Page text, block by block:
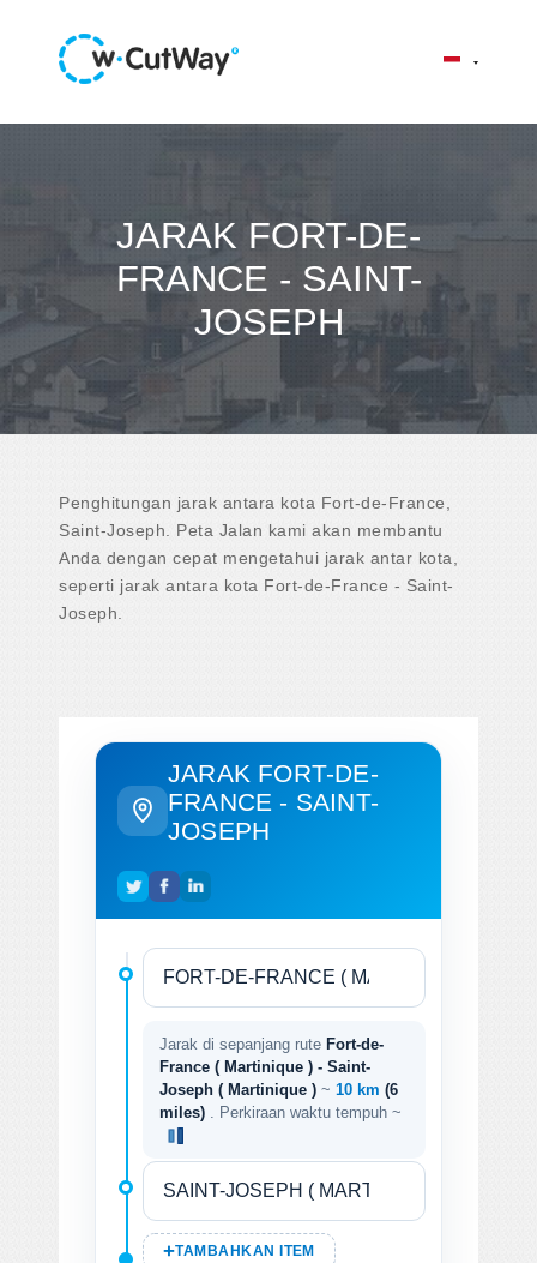
JARAK FORT-DE-
FRANCE - SAINT-
JOSEPH
Penghitungan jarak antara kota Fort-de-France,
Saint-Joseph. Peta Jalan kami akan membantu
Anda dengan cepat mengetahui jarak antar kota,
seperti jarak antara kota Fort-de-France - Saint-
Joseph.
JARAK FORT-DE-
FRANCE - SAINT-
JOSEPH
Jarak di sepanjang rute Fort-de-
France ( Martinique ) - Saint-
Joseph ( Martinique ) ~ 10 km (6
miles)
. Perkiraan waktu tempuh ~
TAMBAHKAN ITEM